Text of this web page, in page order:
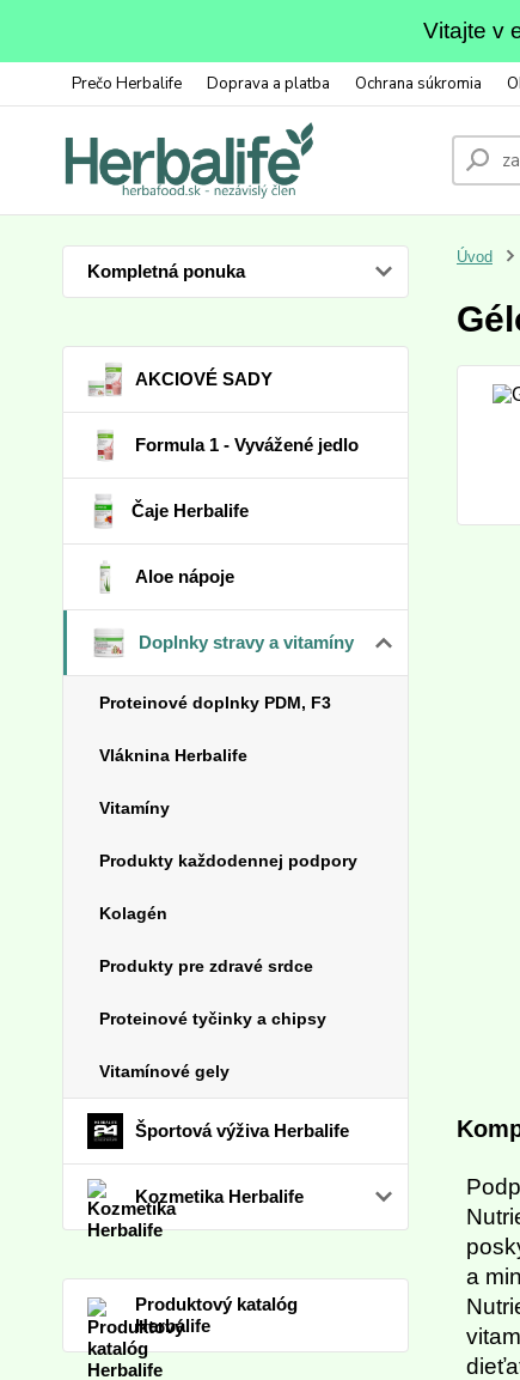
Vitajte v
Prečo Herbalife Doprava a platba Ochrana súkromia
Kompletná ponuka
AKCIOVÉ SADY
Formula 1 - Vyvážené jedlo
Čaje Herbalife
Aloe nápoje
Doplnky stravy a vitamíny
Proteinové doplnky PDM, F3
Vláknina Herbalife
Vitamíny
Produkty každodennej podpory
Kolagén
Produkty pre zdravé srdce
Proteinové tyčinky a chipsy
Vitamínové gely
Športová výživa Herbalife
Kozmetika Herbalife
Produktový katalóg
Herbalife
Úvod
a